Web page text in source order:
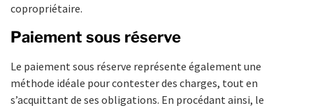
copropriétaire.
Paiement sous réserve
Le paiement sous réserve représente également une
méthode idéale pour contester des charges, tout en
s’acquittant de ses obligations. En procédant ainsi, le